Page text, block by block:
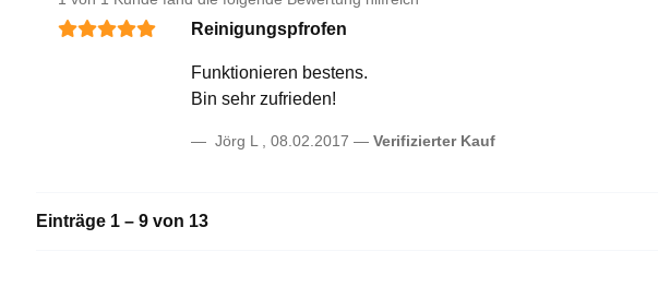
Reinigungspfrofen
Funktionieren bestens.
Bin sehr zufrieden!
Jörg L 08.02.2017 Verifizierter Kauf
Einträge 1 – 9 von 13